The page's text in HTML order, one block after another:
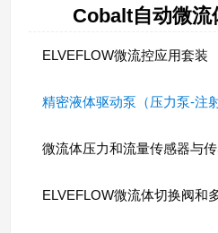
Cobalt自动微流
ELVEFLOW微流控应用套装
精密液体驱动泵（压力泵-注
微流体压力和流量传感器与
ELVEFLOW微流体切换阀和